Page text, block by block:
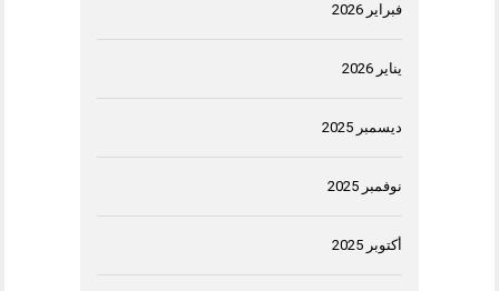
فبراير 2026
يناير 2026
ديسمبر 2025
نوفمبر 2025
أكتوبر 2025